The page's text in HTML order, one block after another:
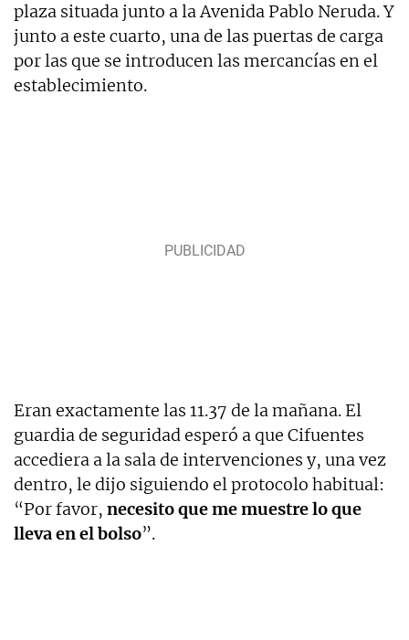
plaza situada junto a la Avenida Pablo Neruda. Y
junto a este cuarto, una de las puertas de carga
por las que se introducen las mercancías en el
establecimiento.
Eran exactamente las 11.37 de la mañana. El
guardia de seguridad esperó a que Cifuentes
accediera a la sala de intervenciones y, una vez
dentro, le dijo siguiendo el protocolo habitual:
“Por favor, necesito que me muestre lo que
lleva en el bolso”.